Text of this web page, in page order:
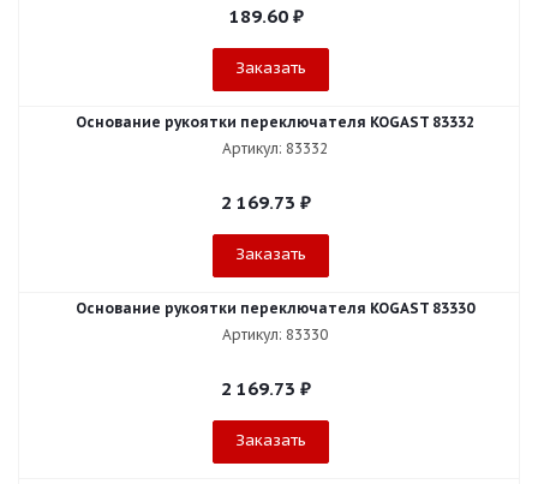
189.60₽
Заказать
Основание рукоятки переключателя KOGAST 83332
Артикул: 83332
2 169.73 ₽
Заказать
Основание рукоятки переключателя KOGAST 83330
Артикул: 83330
2 169.73 ₽
Заказать